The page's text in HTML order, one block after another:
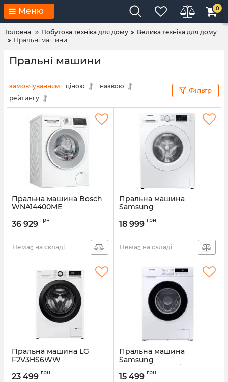
Меню 0
Головна Побутова техніка для дому
Велика техніка для дому
Пральні машини
Пральні машини
замовчуванням ціною
назвою
рейтингу
Фільтр
Пральна машина Bosch
WNA14400ME
36 929 грн
Немає на складі
Пральна машина
Samsung
Артикул: WW70T4020EE1UA
18 999 грн
Немає на складі
Пральна машина LG
F2V3HS6WW
23 499 грн
Пральна машина
Samsung
WW70T3020BW/UA
Артикул: WW70T3020BW/UA
15 499 грн